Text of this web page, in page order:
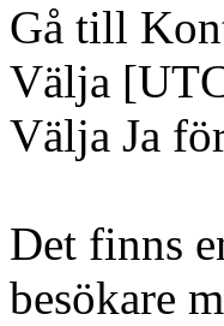
Gå till
Välja
Välja Ja
Det finns
besökare